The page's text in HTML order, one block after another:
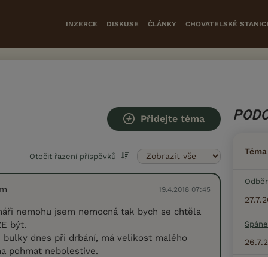
INZERCE DISKUSE ČLÁNKY CHOVATELSKÉ
Přidejte téma
Otočit řazení příspěvků
19.4.2018 07:45
nemohu jsem nemocná tak bych se chtěla
být.
bulky dnes při drbání, má velikost malého
pohmat nebolestive.
Téma